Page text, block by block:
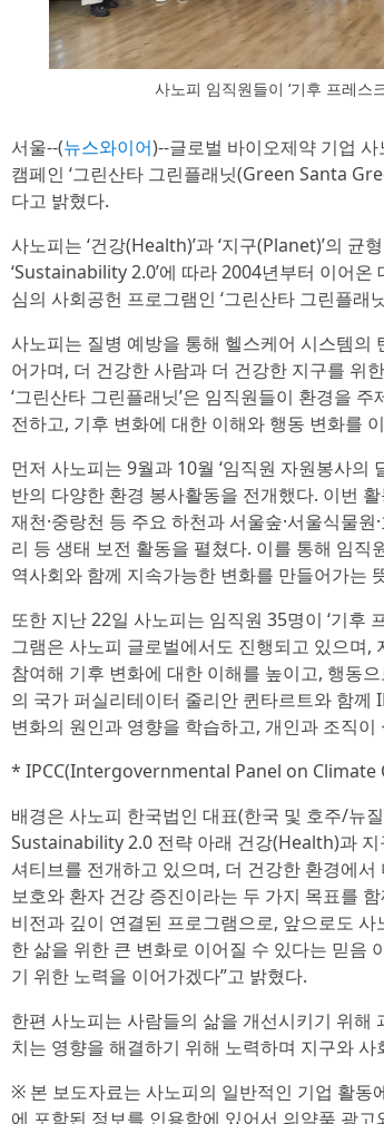
사노피 임직원들이 ‘기후 프레스
서울--(뉴스와이어)--글로벌 바이오제약 기업
캠페인 ‘그린산타 그린플래닛(Green Santa
다고 밝혔다.
사노피는 ‘건강(Health)’과 ‘지구(Planet)’의
‘Sustainability 2.0’에 따라 2004년부터 이어온
심의 사회공헌 프로그램인 ‘그린산타 그린플
사노피는 질병 예방을 통해 헬스케어 시스템의
어가며, 더 건강한 사람과 더 건강한 지구를 위
‘그린산타 그린플래닛’은 임직원들이 환경을
전하고, 기후 변화에 대한 이해와 행동 변화를
먼저 사노피는 9월과 10월 ‘임직원 자원봉사의
반의 다양한 환경 봉사활동을 전개했다. 이번
재천·중랑천 등 주요 하천과 서울숲·서울식물
리 등 생태 보전 활동을 펼쳤다. 이를 통해 임
역사회와 함께 지속가능한 변화를 만들어가는
또한 지난 22일 사노피는 임직원 35명이 ‘기후
그램은 사노피 글로벌에서도 진행되고 있으며,
참여해 기후 변화에 대한 이해를 높이고, 행동
의 국가 퍼실리테이터 줄리안 퀸타르트와 함께
변화의 원인과 영향을 학습하고, 개인과 조직
* IPCC(Intergovernmental Panel on Climate
배경은 사노피 한국법인 대표(한국 및 호주/뉴
Sustainability 2.0 전략 아래 건강(Health)과
셔티브를 전개하고 있으며, 더 건강한 환경에
보호와 환자 건강 증진이라는 두 가지 목표를
비전과 깊이 연결된 프로그램으로, 앞으로도
한 삶을 위한 큰 변화로 이어질 수 있다는 믿음
기 위한 노력을 이어가겠다”고 밝혔다.
한편 사노피는 사람들의 삶을 개선시키기 위해
치는 영향을 해결하기 위해 노력하며 지구와
※ 본 보도자료는 사노피의 일반적인 기업 활동
에 포함된 정보를 인용함에 있어서 의약품 광